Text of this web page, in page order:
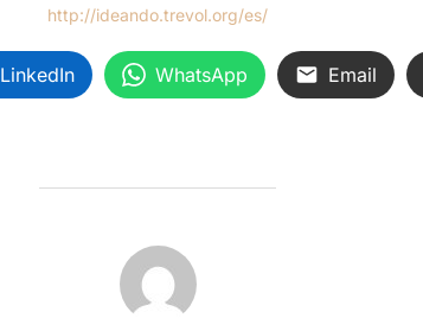
http://ideando.trevol.org/es/
LinkedIn WhatsApp Email
AUTOR DE LA ENTRADA